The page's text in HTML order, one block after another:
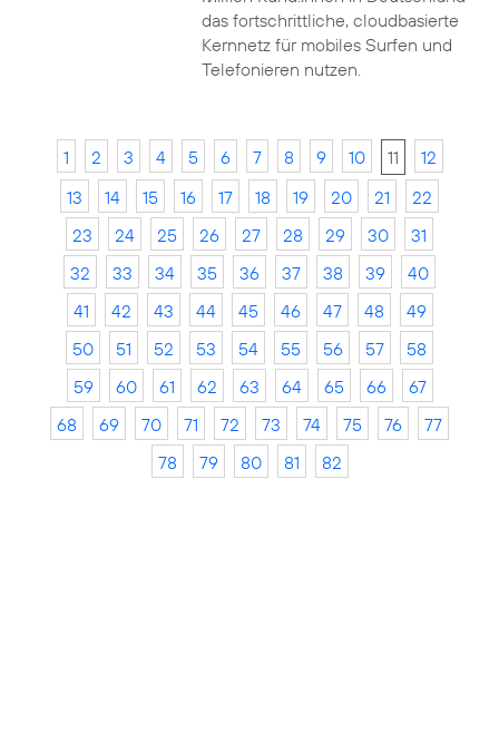
das fortschrittliche, cloudbasierte
Kernnetz für mobiles Surfen und
Telefonieren nutzen.
1 2 3 4 5 6 7 8 9 10 11
12
13
14 15 16 17 18 19 20 21
22
23
24 25 26 27 28 29 30
31
32
33 34 35 36 37 38 39
40
41
42 43 44 45 46 47 48
49
50
51 52 53 54 55 56 57
58
59
60 61 62 63 64 65 66
67
68
69 70 71 72 73 74 75 76
77
78
79 80 81 82